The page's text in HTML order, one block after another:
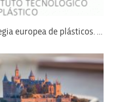
europea de plásticos. ...